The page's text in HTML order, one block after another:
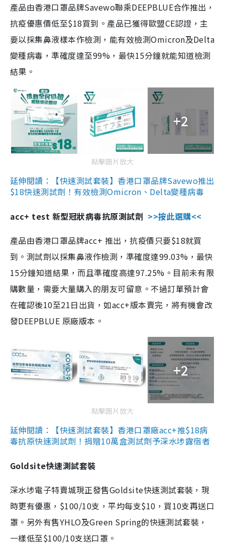
產品由香港口罩品牌Savewo聯乘DEEPBLUE合作推出，
抗疫優惠價低至$18買到。產品已獲得歐盟CE認證，主
要以採集鼻液樣本作檢測，能有效檢測Omicron及Delta
變種病毒，準確度達至99%，最快15分鐘就能知道檢測
結果。
+2
點擊圖片放大
延伸閱讀：【快速測試套裝】香港口罩品牌Savewo推出
$18快速測試劑！有效檢測Omicron、Delta變種病毒
acc+ test 新型冠狀病毒抗原測試劑 >>按此選購<<
產品由香港口罩品牌acc+ 推出，抗疫價只要$18就買
到。測試劑以採集鼻液作檢測，準確度達99.03%，最快
15分鐘知道結果，而且準確度高達97.25%。目前未有限
購數量，需要大量購入的朋友可留意。不過訂單預計會
在確認後10至21日出貨，如acc+版本賣完，將有機會改
發DEEPBLUE 原廠版本。
+2
點擊圖片放大
延伸閱讀：【快速測試套裝】香港口罩廠acc+推$18病
毒抗原快速測試劑！捐贈10萬盒測試劑予深水埗露宿者
Goldsite快速測試套裝
深水埗電子特賣城現正發售Goldsite快速測試套裝，現
時更有優惠，$100/10支，平均每支$10，買10支再送口
罩。另外有售YHLO及Green Spring的快速測試套裝，
一樣低至$100/10支送口罩。